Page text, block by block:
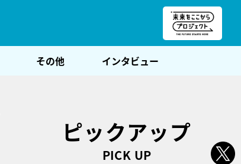
その他 インタビュー
ピックアップ
PICK UP